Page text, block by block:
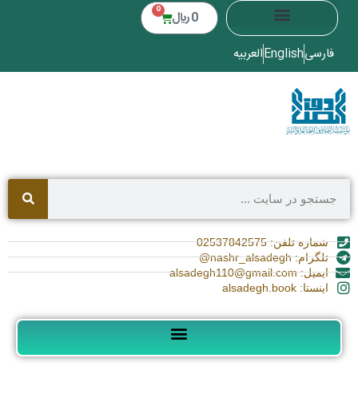
0 ﷼ 0
فارسیEnglishالعربیه
شماره تلفن: 02537842575
تلگرام: nashr_alsadegh@
ایمیل: alsadegh110@gmail.com
اینستا: alsadegh.book